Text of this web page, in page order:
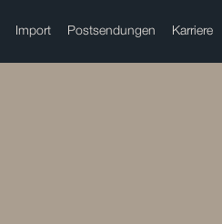
Import Postsendungen Karriere